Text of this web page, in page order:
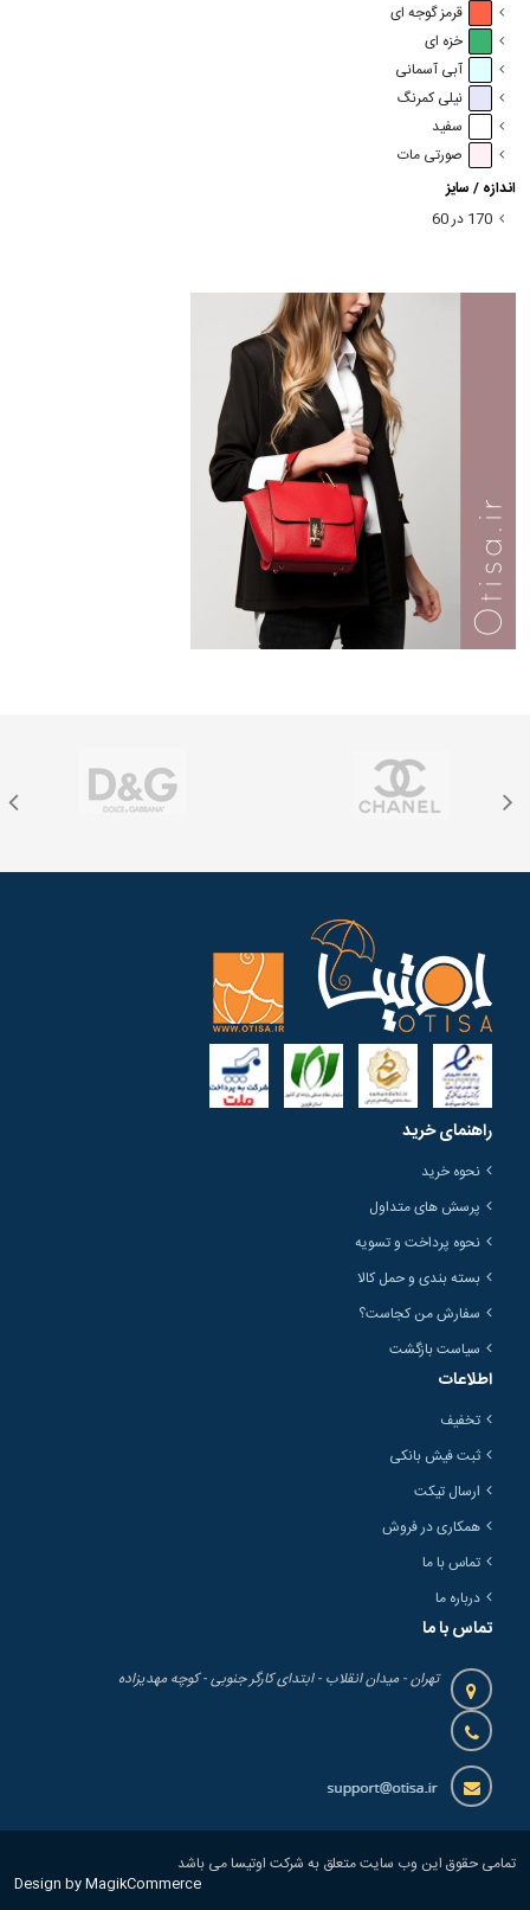
قرمز گوجه ای
خزه ای
آبی آسمانی
نیلی کمرنگ
سفید
صورتی مات
اندازه / سایز
170 در 60
راهنمای خرید
نحوه خرید
پرسش های متداول
نحوه پرداخت و تسویه
بسته بندی و حمل کالا
سفارش من کجاست؟
سیاست بازگشت
اطلاعات
تخفیف
ثبت فیش بانکی
ارسال تیکت
همکاری در فروش
تماس با ما
درباره ما
تماس با ما
تهران - میدان انقلاب - ابتدای کارگر جنوبی - کوچه مهدیزاده
تمامی حقوق این وب سایت متعلق به شرکت اوتیسا می باشد
Design by MagikCommerce